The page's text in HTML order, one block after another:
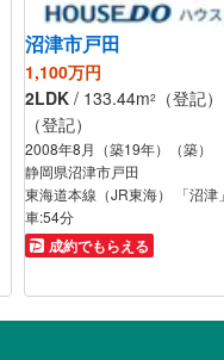
沼津市戸田
1,100万円
2LDK / 133.44m2
（登記
（登記）
2008年8月（築19年）（築）
静岡県沼津市戸田
東海道本線（JR東海） 「沼
車:54分
成約でもらえる